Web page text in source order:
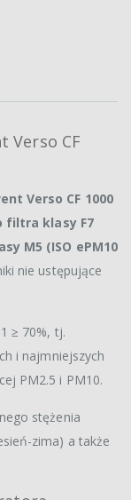
Verso CF
Verso CF 1000
filtra klasy F7
M5 (ISO ePM10
nie ustępujące
≥ 70%, tj.
i najmniejszych
PM2.5 i PM10.
stężenia
zima) a także